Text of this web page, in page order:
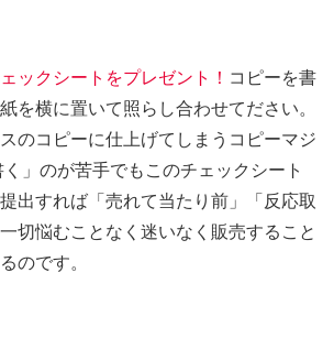
ックシートをプレゼント！ コピーを書
を横に置いて照らし合わせてださい。
のコピーに仕上げてしまうコピーマジ
」のが苦手でもこのチェックシート
出すれば「売れて当たり前」「反応取
切悩むことなく迷いなく販売すること
のです。